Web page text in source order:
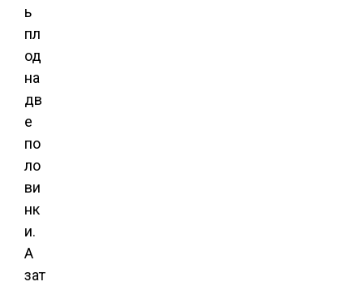
ь
пл
од
на
дв
е
по
ло
ви
нк
и.
А
зат